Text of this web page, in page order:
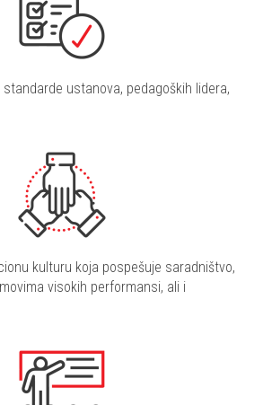
ustanova, pedagoških lidera,
kulturu koja pospešuje saradništvo,
visokih performansi, ali i